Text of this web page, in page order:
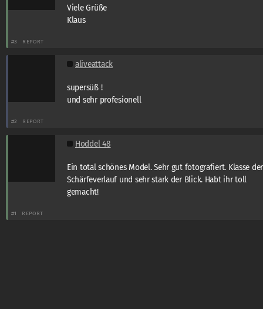
Viele Grüße
Klaus
#3 REPORT
aliveattack
supersüß !
und sehr profesionell
#2 REPORT
Hoddel 48
Ein total schönes Model. Sehr gut fotografiert. Klasse der
Schärfeverlauf und sehr stark der Blick. Habt ihr toll
gemacht!
#1 REPORT